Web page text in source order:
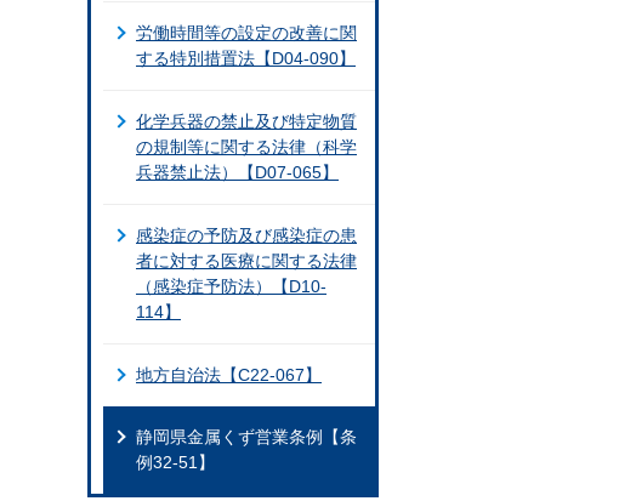
労働時間等の設定の改善に関
する特別措置法【D04-090】
化学兵器の禁止及び特定物質
の規制等に関する法律（科学
兵器禁止法）【D07-065】
感染症の予防及び感染症の患
者に対する医療に関する法律
（感染症予防法）【D10-
114】
地方自治法【C22-067】
静岡県金属くず営業条例【条
例32-51】